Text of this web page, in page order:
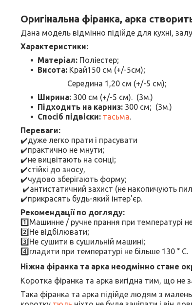
Оригінальна фіранка, арка
Дана модель відмінно підійде для кухні,
Характеристики:
Матеріал: Поліестер;
Висота: Край150 см (+/-5см);
Середина 1,20 см (+/-5 см);
Ширина: 300 см (+/-5 см). (3м.)
Підходить на карниз: 300 см; (3м.)
Спосіб підвіски: тасьма.
Переваги:
✔️дуже легко прати і прасувати
✔️практично не мнути;
✔️не вицвітають на сонці;
✔️стійкі до зносу,
✔️чудово зберігають форму;
✔️антистатичний захист (не накопичують
✔️прикрасять будь-який інтер'єр.
Рекомендації по догляду:
1️⃣Машинне / ручне прання при температурі
2️⃣Не відбілювати;
3️⃣Не сушити в сушильній машині;
4️⃣гладити при температурі не більше 130 ° C.
Ніжна фіранка та арка неодмінно стане
Коротка фіранка та арка вигідна тим, що не
Така фіранка та арка підійде людям з